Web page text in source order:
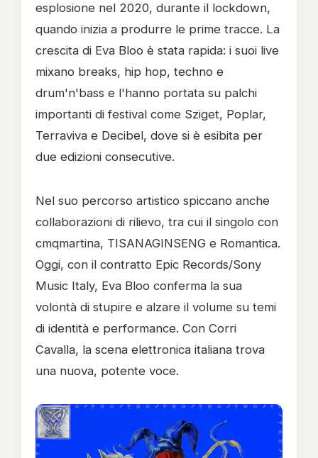
esplosione nel 2020, durante il lockdown,
quando inizia a produrre le prime tracce. La
crescita di Eva Bloo è stata rapida: i suoi live
mixano breaks, hip hop, techno e
drum'n'bass e l'hanno portata su palchi
importanti di festival come Sziget, Poplar,
Terraviva e Decibel, dove si è esibita per
due edizioni consecutive.
Nel suo percorso artistico spiccano anche
collaborazioni di rilievo, tra cui il singolo con
cmqmartina, TISANAGINSENG e Romantica.
Oggi, con il contratto Epic Records/Sony
Music Italy, Eva Bloo conferma la sua
volontà di stupire e alzare il volume su temi
di identità e performance. Con Corri
Cavalla, la scena elettronica italiana trova
una nuova, potente voce.